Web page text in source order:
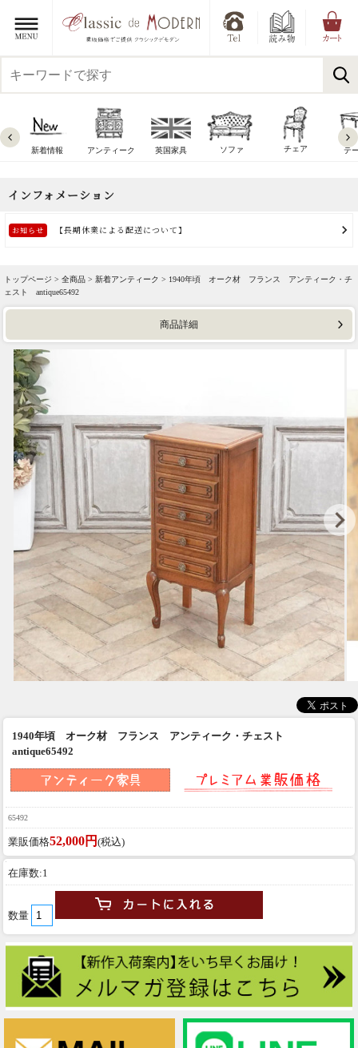
新着情報 アンティーク 英国家具 ソファ チェア テ
トップページ > 全商品 > 新着アンティーク > 1940年頃 オーク材 フランス アンティーク・チ
ェスト antique65492
商品詳細
1940年頃 オーク材 フランス アンティーク・チェスト
antique65492
65492
業販価格52,000円 (税込)
在庫数:1
数量